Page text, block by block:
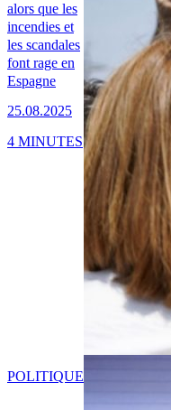
alors que les
incendies et
les scandales
font rage en
Espagne
25.08.2025
4 MINUTES
POLITIQUE